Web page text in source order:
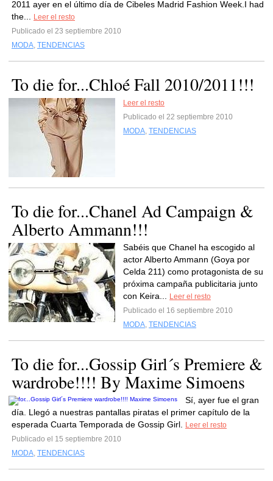
2011 ayer en el último día de Cibeles Madrid Fashion Week.I had
the...
Leer el resto
Publicado el 23 septiembre 2010
MODA, TENDENCIAS
To die for...Chloé Fall 2010/2011!!!
Leer el resto
Publicado el 22 septiembre 2010
MODA, TENDENCIAS
To die for...Chanel Ad Campaign &
Alberto Ammann!!!
Sabéis que Chanel ha escogido al
actor Alberto Ammann (Goya por
Celda 211) como protagonista de su
próxima campaña publicitaria junto
con Keira...
Leer el resto
Publicado el 16 septiembre 2010
MODA, TENDENCIAS
To die for...Gossip Girl´s Premiere &
wardrobe!!!! By Maxime Simoens
Sí, ayer fue el gran
día. Llegó a nuestras pantallas piratas el primer capítulo de la
esperada Cuarta Temporada de Gossip Girl.
Leer el resto
Publicado el 15 septiembre 2010
MODA, TENDENCIAS